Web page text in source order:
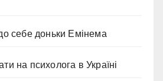
себе доньки Емінема
на психолога в Україні